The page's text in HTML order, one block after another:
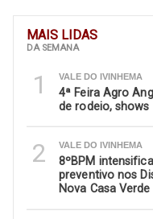
MAIS LIDAS
DA SEMANA
1 VALE DO IVINHEMA
4ª Feira Agro
de rodeio,
2 VALE DO IVINHEMA
8ºBPM
preventivo nos
Nova Casa Verde